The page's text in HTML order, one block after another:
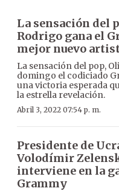
La sensación del
Rodrigo gana el
mejor nuevo
La sensación del pop,
domingo el codiciado
una victoria esperada
la estrella revelación.
Abril 3, 2022 07:54 p. m.
Presidente de
Volodímir
interviene en la
Grammy